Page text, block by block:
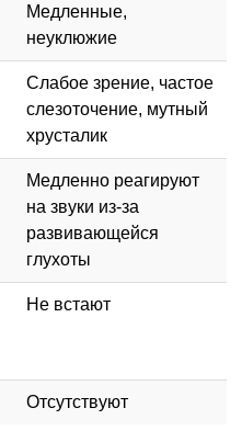
Медленные,
неуклюжие
Слабое зрение, частое
слезоточение, мутный
хрусталик
Медленно реагируют
на звуки из-за
развивающейся
глухоты
Не встают
Отсутствуют